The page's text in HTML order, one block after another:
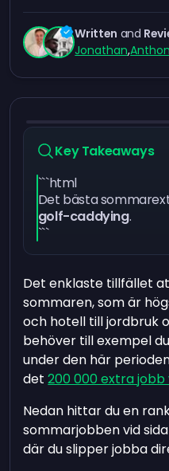
Written and
Jonathan,
Key Takeaways
```html
Det bästa
golf-caddying.
```
Det enklaste tillfället
sommaren, som är
och hotell till jordbruk
behöver till exempel
under den här
det200 000 extra
Nedan hittar du en
sommarjobben vid
där du slipper jobba